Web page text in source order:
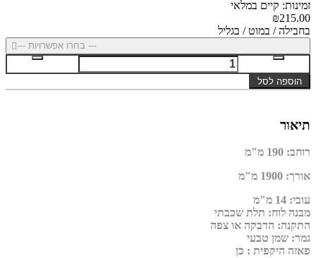
זמינות: קיים במלאי
₪215.00
בחבילה / במוט / בגליל
--- בחרו אפשרויות ---
הוספה לסל
תיאור
רוחב: 190 מ"מ
אורך: 1900 מ"מ
עובי: 14 מ"מ
מבנה לוח: תלת שכבתי
התקנה: הדבקה או צפה
גמר: שמן טבעי
פאזה היקפית : כן